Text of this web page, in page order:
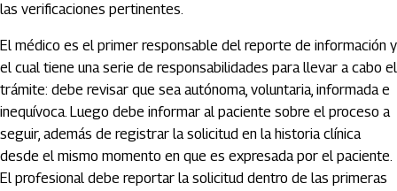
las verificaciones pertinentes.
El médico es el primer responsable del reporte de información y
el cual tiene una serie de responsabilidades para llevar a cabo el
trámite: debe revisar que sea autónoma, voluntaria, informada e
inequívoca. Luego debe informar al paciente sobre el proceso a
seguir, además de registrar la solicitud en la historia clínica
desde el mismo momento en que es expresada por el paciente.
El profesional debe reportar la solicitud dentro de las primeras